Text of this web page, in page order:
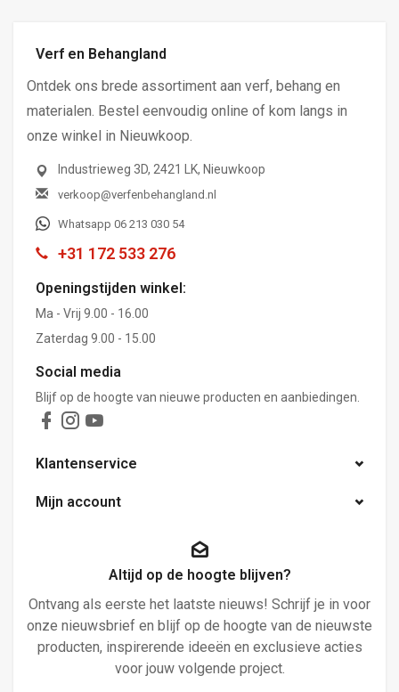
Verf en Behangland
Ontdek ons brede assortiment aan verf, behang en
materialen. Bestel eenvoudig online of kom langs in
onze winkel in Nieuwkoop.
Industrieweg 3D, 2421 LK, Nieuwkoop
verkoop@verfenbehangland.nl
Whatsapp 06 213 030 54
+31 172 533 276
Openingstijden winkel:
Ma - Vrij 9.00 - 16.00
Zaterdag 9.00 - 15.00
Social media
Blijf op de hoogte van nieuwe producten en aanbiedingen.
Klantenservice
Mijn account
Altijd op de hoogte blijven?
Ontvang als eerste het laatste nieuws! Schrijf je in voor
onze nieuwsbrief en blijf op de hoogte van de nieuwste
producten, inspirerende ideeën en exclusieve acties
voor jouw volgende project.